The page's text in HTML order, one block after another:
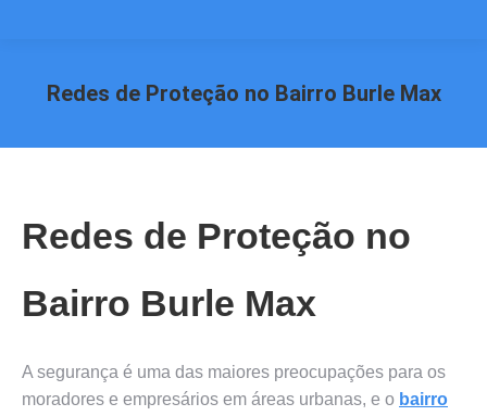
Redes de Proteção no Bairro Burle Max
Redes de Proteção no
Bairro Burle Max
A segurança é uma das maiores preocupações para os
moradores e empresários em áreas urbanas, e o bairro